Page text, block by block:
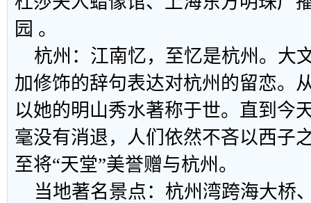
园 。
杭州：江南忆，至忆是杭州。大
加修饰的辞句表达对杭州的留恋。
以她的明山秀水著称于世。直到今
毫没有消退，人们依然不吝以西子
至将“天堂”美誉赠与杭州。
当地著名景点：杭州湾跨海大桥